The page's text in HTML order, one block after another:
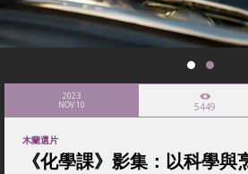
2023
NOV 10 5449
木蘭選片
《化學課》影集：以科學與